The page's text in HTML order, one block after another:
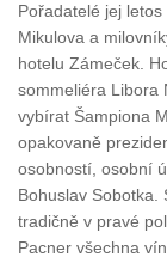
Pořadatelé jej
Mikulova a
hotelu Zámeček.
sommeliéra Libora
vybírat Šampiona
opakovaně
osobností, osobní
Bohuslav
tradičně v pravé
Pacner všechna